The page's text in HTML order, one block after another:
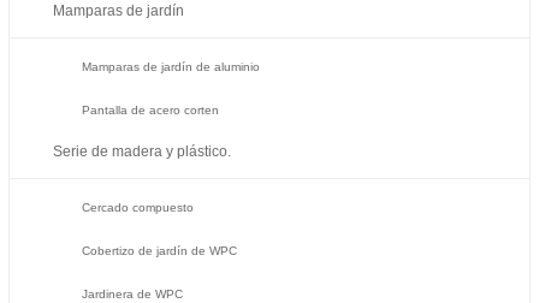
Mamparas de jardín
Mamparas de jardín de aluminio
Pantalla de acero corten
Serie de madera y plástico.
Cercado compuesto
Cobertizo de jardín de WPC
Jardinera de WPC